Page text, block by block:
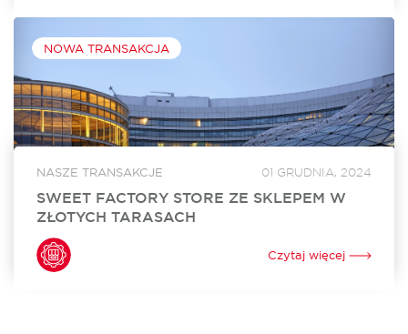
NOWA TRANSAKCJA
NASZE TRANSAKCJE 01 GRUDNIA, 2024
SWEET FACTORY STORE ZE SKLEPEM W
ZŁOTYCH TARASACH
Sweet Factory Store otworzył swój sklep w Złotych
Tarasach. To już 24. w Polsce i 3. w Warszawie stacjonarny
punkt sprzedaży tej niezwykle popularnej marki oferującej
Czytaj więcej